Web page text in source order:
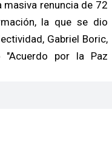
masiva renuncia de 72
la que se dio
Gabriel Boric,
"Acuerdo por la Paz